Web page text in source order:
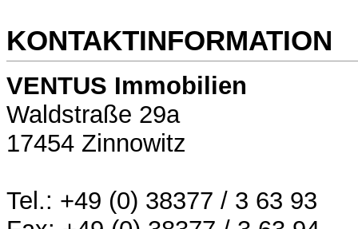
KONTAKTINFORMATION
VENTUS Immobilien
Waldstraße 29a
17454 Zinnowitz
Tel.: +49 (0) 38377 / 3 63 93